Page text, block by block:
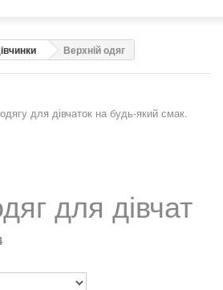
Верхній одяг
для дівчаток на будь-який смак.
для дівчат